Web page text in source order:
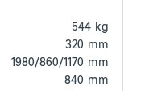
544 kg
320 mm
1980/860/1170 mm
840 mm